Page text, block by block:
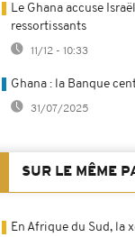
Le Ghana accuse
ressortissants
11/12 - 10:33
Ghana : la Banque
31/07/2025
SUR LE MÊME
En Afrique du Sud, la